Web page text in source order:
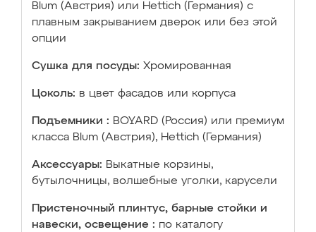
Blum (Австрия) или Hettich (Германия) с
плавным закрыванием дверок или без этой
опции
Сушка для посуды: Хромированная
Цоколь: в цвет фасадов или корпуса
Подъемники : BOYARD (Россия) или премиум
класса Blum (Австрия), Hettich (Германия)
Аксессуары: Выкатные корзины,
бутылочницы, волшебные уголки, карусели
Пристеночный плинтус, барные стойки и
навески, освещение : по каталогу